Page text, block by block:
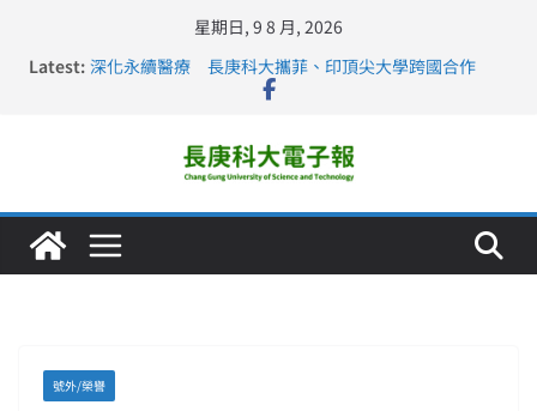
星期日, 9 8 月, 2026
Latest: 深化永續醫療 長庚科大攜菲、印頂尖大學跨國合作
長庚科大訪凱瑟醫療集團、美容學校收穫豐
仁德醫專與長庚科大締結策略聯盟 培育護理尖兵
長庚科大連四年穩居《遠見》醫學大學第5名 辦學實力再
號外/榮譽